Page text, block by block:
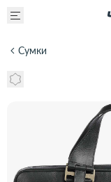
Сумки